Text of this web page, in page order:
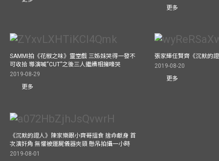
更多
SAMMI拍《花椒之味》靈堂戲 三姊妹哭得一發不
可收拾 導演喊“CUT”之後三人繼續相擁嚎哭
2019-08-29
更多
張家輝任賢齊《沉默的
2019-08-20
更多
《沉默的證人》陳家樂跟小齊哥搵食 捨命獻身 首
次演奸角 無懼被運屍儀器夾頸 懸吊拍攝一小時
2019-08-01